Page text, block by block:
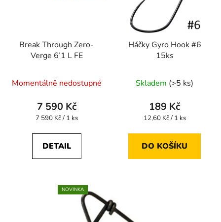
Break Through Zero-
Verge 6’1 L FE
hodnocení
produktu
je
z
Momentálně nedostupné
7 590 Kč
Měrná
7 590 Kč / 1 ks
DETAIL
Háčky Gyro Hook #6
15ks
Skladem (>5 ks)
189 Kč
Měrná
12,60 Kč / 1 ks
DO KOŠÍKU
NOVINKA